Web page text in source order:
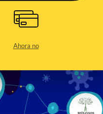
Ahora no
Spain and Germany